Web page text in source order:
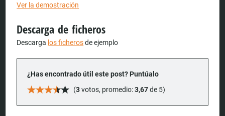
Ver la demostración
Descarga de ficheros
Descarga los ficherosde ejemplo
(3votos, promedio:3,67de 5)